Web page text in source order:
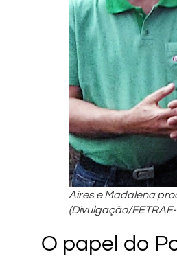
Aires e Madalena
(Divulgação/FETRAF-
O papel do